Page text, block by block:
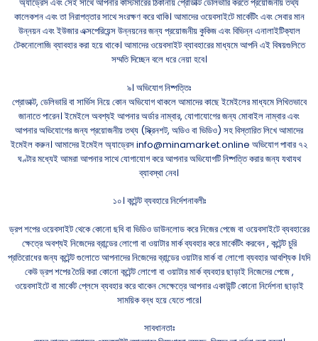
কালেকশন এবং তা নিরাপত্তার সাথে সংরক্ষণ করে থাকি। আমাদের ওয়েবসাইটে মার্কেটিং এবং সেবার মান
উন্নয়ন এবং ইউজার এক্সপেরিয়েন্স উন্নয়নের জন্য প্রয়োজনীয় কুকিজ এবং বিভিন্ন এনালাইটিক্যাল
টেকনোলোজি ব্যাবহার করা হয়ে থাকে। আমাদের ওয়েবসাইট ব্যাবহারের মাধ্যমে আপনি এই বিষয়গুলিতে
সম্মতি দিচ্ছেন বলে ধরে নেয়া হবে।
৯। অভিযোগ নিষ্পত্তিঃ
প্রোডাক্ট, ডেলিভারি বা সার্ভিস নিয়ে কোন অভিযোগ থাকলে আমাদের কাছে ইমেইলের মাধ্যমে লিখিতভাবে
জানাতে পারেন। ইমেইলে অবশ্যই আপনার অর্ডার নাম্বার, যোগাযোগের জন্য মোবাইল নাম্বার এবং
আপনার অভিযোগের জন্য প্রয়োজনীয় তথ্য (স্ক্রিনশট, অডিও বা ভিডিও) সহ বিস্তারিত লিখে আমাদের
ইমেইল করুন। আমাদের ইমেইল অ্যাড্রেসinfo@minamarket.online অভিযোগ পাবার ৭২
ঘণ্টার মধ্যেই আমরা আপনার সাথে যোগাযোগ করে আপনার অভিযোগটি নিষ্পত্তি করার জন্য যথাযথ
ব্যাবস্থা নেব।
১০। কন্টেন্ট ব্যবহারে নির্দেশনাবলীঃ
ড্রপ শপের ওয়েবসাইট থেকে কোনো ছবি বা ভিডিও ডাউনলোড করে নিজের পেজে বা ওয়েবসাইটে ব্যবহারের
ক্ষেত্রে অবশ্যই নিজেদের ব্রান্ডের লোগো বা ওয়াটার মার্ক ব্যবহার করে মার্কেটিং করবেন , কন্টেন্ট চুরি
প্রতিরোধের জন্য কন্টেন্ট গুলোতে আপনাদের নিজেদের ব্রান্ডের ওয়াটার মার্ক বা লোগো ব্যবহার আবশ্যিক ।যদি
কেউ ড্রপ শপের তৈরি করা কোনো কন্টেন্ট লোগো বা ওয়াটার মার্ক ব্যবহার ছাড়াই নিজেদের পেজে ,
ওয়েবসাইটে বা মার্কেট প্লেসে ব্যবহার করে থাকেন সেক্ষেত্রে আপনার একাউন্টি কোনো নির্দেশনা ছাড়াই
সাময়িক বন্ধ হয়ে যেতে পারে।
সাবধানতাঃ